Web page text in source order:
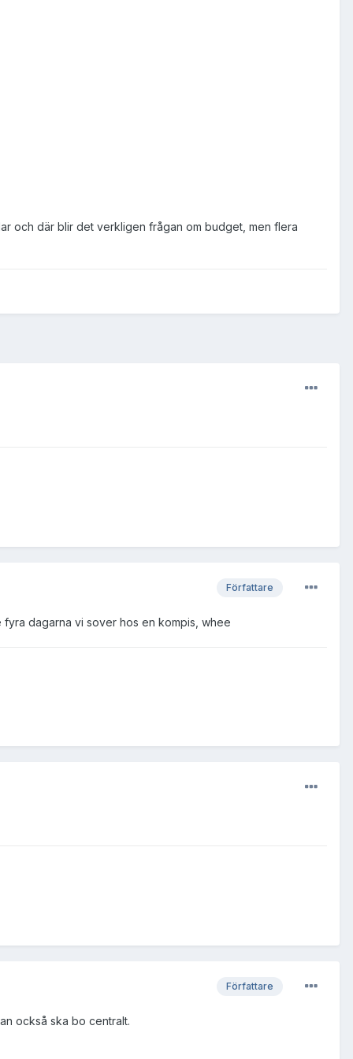
och där blir det verkligen frågan om budget, men flera
Författare
dagarna vi sover hos en kompis, whee
Författare
också ska bo centralt.